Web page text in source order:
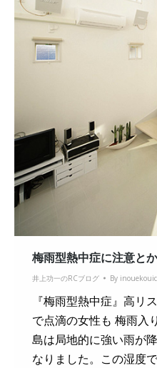
梅雨型熱中症に注意とか
井上功一のRCブログ By
『梅雨型熱中症』高リ
で点滴の女性も 梅雨入
島は局地的に強い雨が
なりました。この湿度